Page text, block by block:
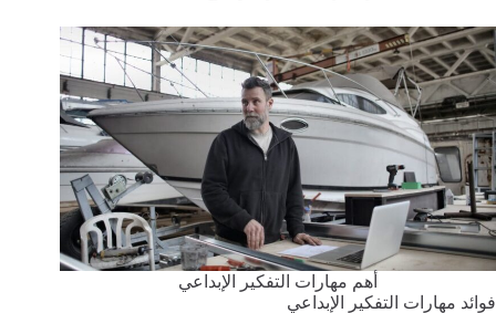
أهم مهارات التفكير الإبداعي
فوائد مهارات التفكير الإبداعي